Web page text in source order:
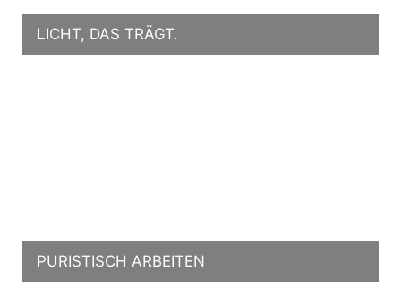
LICHT, DAS TRÄGT.
PURISTISCH ARBEITEN